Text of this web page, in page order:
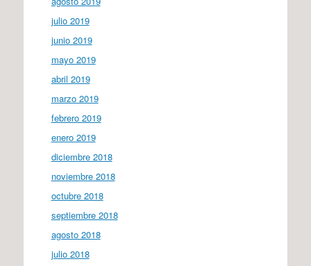
julio 2019
junio 2019
mayo 2019
abril 2019
marzo 2019
febrero 2019
enero 2019
diciembre 2018
noviembre 2018
octubre 2018
septiembre 2018
agosto 2018
julio 2018